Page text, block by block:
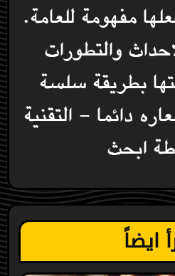
مفهومة للعامة.
والتطورات
بطريقة سلسة
دائما - التقنية
ابحث
ايضاً